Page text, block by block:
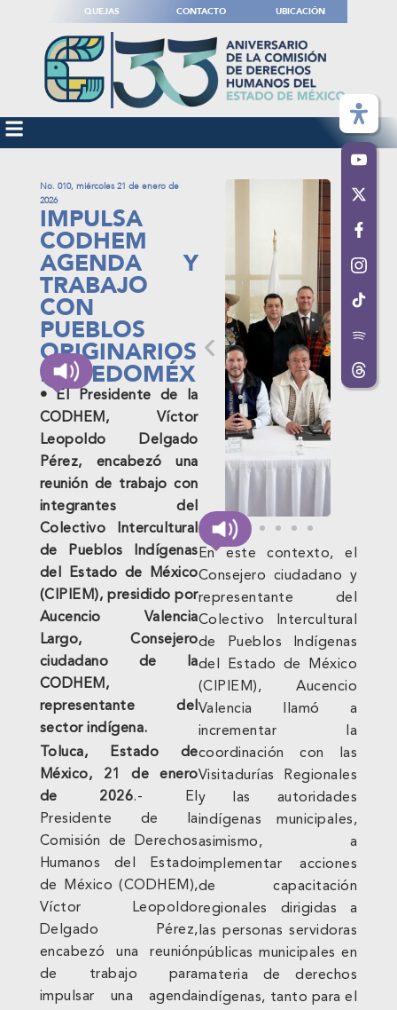
QUEJAS CONTACTO UBICACIÓN
No. 010, miércoles 21 de enero de
2026
IMPULSA
CODHEM
AGENDA Y
TRABAJO
CON
PUEBLOS
ORIGINARIOS
DEL EDOMÉX
• El Presidente de la
CODHEM, Víctor
Leopoldo Delgado
Pérez, encabezó una
reunión de trabajo con
integrantes del
Colectivo Intercultural
de Pueblos Indígenas
del Estado de México
(CIPIEM), presidido por
Aucencio Valencia
Largo, Consejero
ciudadano de la
CODHEM,
representante del
sector indígena.
Toluca, Estado de
México, 21 de enero
de 2026.- El
Presidente de la
Comisión de Derechos
Humanos del Estado
de México (CODHEM),
Víctor Leopoldo
Delgado Pérez,
encabezó una reunión
de trabajo para
impulsar una agenda
En este contexto, el
Consejero ciudadano y
representante del
Colectivo Intercultural
de Pueblos Indígenas
del Estado de México
(CIPIEM), Aucencio
Valencia llamó a
incrementar la
coordinación con las
Visitadurías Regionales
y las autoridades
indígenas municipales,
asimismo, a
implementar acciones
de capacitación
regionales dirigidas a
las personas servidoras
públicas municipales en
materia de derechos
indígenas, tanto para el